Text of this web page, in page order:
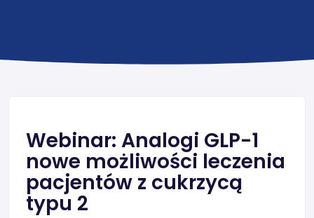
Webinar: Analogi GLP-1
nowe możliwości leczenia
pacjentów z cukrzycą
typu 2